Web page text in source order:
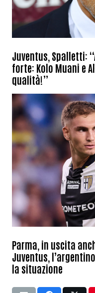
Juventus, Spalletti:
forte: Kolo Muani e
qualità!”
Parma, in uscita
Juventus,
la situazione